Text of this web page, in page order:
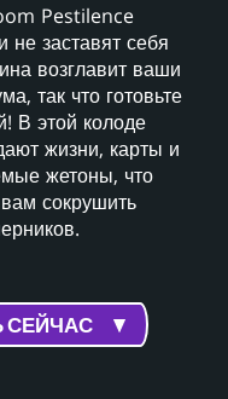
Pestilence
не заставят себя
возглавит ваши
так что готовьте
В этой колоде
жизни, карты и
жетоны, что
сокрушить
СЕЙЧАС